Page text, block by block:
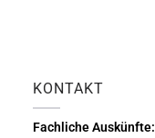
KONTAKT
Fachliche Auskünfte: